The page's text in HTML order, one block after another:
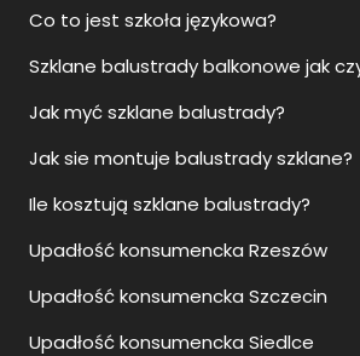
Co to jest szkoła językowa?
Szklane balustrady balkonowe jak
Jak myć szklane balustrady?
Jak sie montuje balustrady szklane?
Ile kosztują szklane balustrady?
Upadłość konsumencka Rzeszów
Upadłość konsumencka Szczecin
Upadłość konsumencka Siedlce